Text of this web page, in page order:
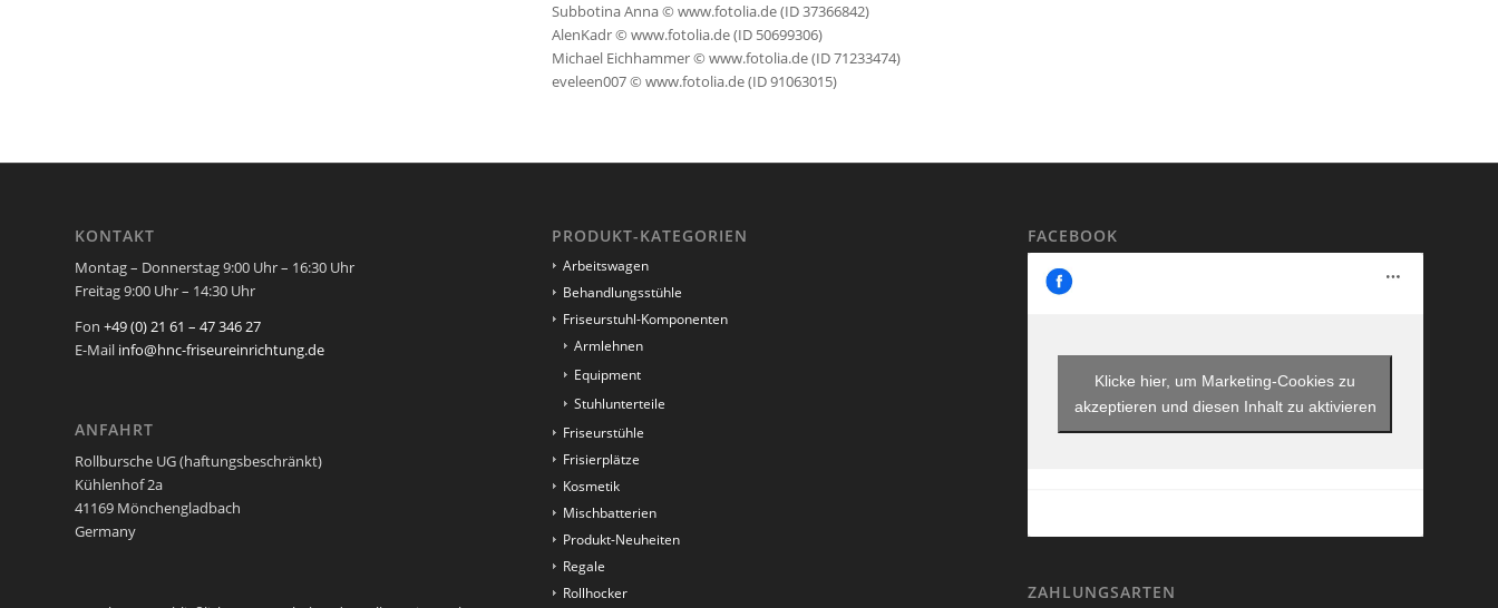
Subbotina Anna © www.fotolia.de (ID 37366842)
AlenKadr © www.fotolia.de (ID 50699306)
Michael Eichhammer © www.fotolia.de (ID 71233474)
eveleen007 © www.fotolia.de (ID 91063015)
KONTAKT
Montag – Donnerstag 9:00 Uhr – 16:30 Uhr
Freitag 9:00 Uhr – 14:30 Uhr
Fon +49 (0) 21 61 – 47 346 27
E-Mail info@hnc-friseureinrichtung.de
ANFAHRT
Rollbursche UG (haftungsbeschränkt)
Kühlenhof 2a
41169 Mönchengladbach
Germany
PRODUKT-KATEGORIEN
Arbeitswagen
Behandlungsstühle
Friseurstuhl-Komponenten
Armlehnen
Equipment
Stuhlunterteile
Friseurstühle
Frisierplätze
Kosmetik
Mischbatterien
Produkt-Neuheiten
Regale
Rollhocker
FACEBOOK
Klicke hier, um Marketing-Cookies zu
akzeptieren und diesen Inhalt zu aktivieren
ZAHLUNGSARTEN